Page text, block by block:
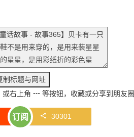
或右上角 ┅等按钮，收藏或分享到朋友圈
订阅 30301